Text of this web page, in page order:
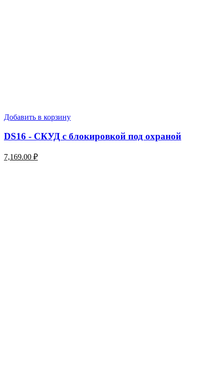
Добавить в корзину
DS16 - СКУД с блокировкой под охраной
7,169.00 ₽